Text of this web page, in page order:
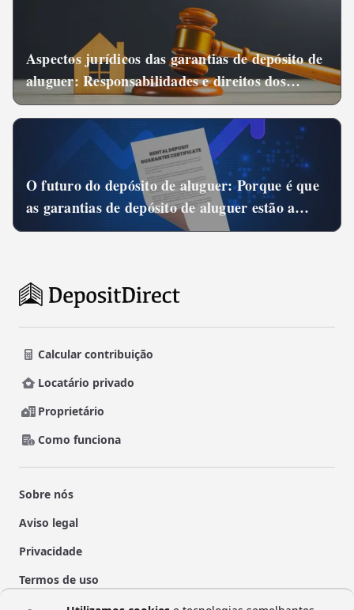
Aspectos jurídicos das garantias de depósito de
aluguer: Responsabilidades e direitos dos
inquilinos e senhorios
O futuro do depósito de aluguer: Porque é que
as garantias de depósito de aluguer estão a
tornar-se cada vez mais populares
Calcular contribuição
Locatário privado
Proprietário
Como funciona
Sobre nós
Aviso legal
Privacidade
Termos de uso